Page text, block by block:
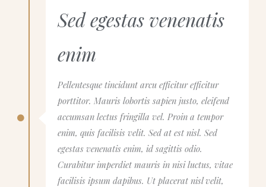
Sed egestas venenatis
enim
Pellentesque tincidunt arcu efficitur efficitur
porttitor. Mauris lobortis sapien justo, eleifend
accumsan lectus fringilla vel. Proin a tempor
enim, quis facilisis velit. Sed at est nisl. Sed
egestas venenatis enim, id sagittis odio.
Curabitur imperdiet mauris in nisi luctus, vitae
facilisis ipsum dapibus. Ut placerat nisl velit,